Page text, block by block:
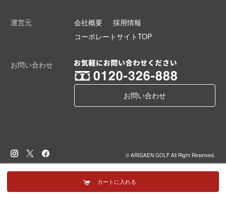
カートに入れる
運営元 会社概要
採用情報
コーポレートサイトTOP
お問い合わせ
お問い合わせ
© ARIGAEN GOLF All Right Reserved.